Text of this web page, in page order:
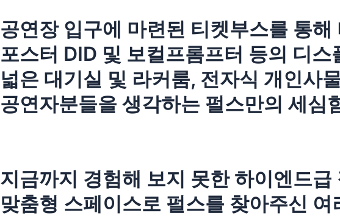
공연장 입구에 마련된 티켓부스를 통
포스터 DID 및 보컬프롬프터 등의 디
넓은 대기실 및 라커룸, 전자식 개인사
공연자분들을 생각하는 펄스만의 세심
지금까지 경험해 보지 못한 하이엔드
맞춤형 스페이스로 펄스를 찾아주신